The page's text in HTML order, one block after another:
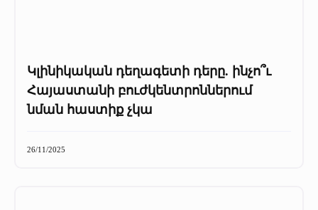
Կլինիկական դեղագետի դերը. ինչո՞ւ
Հայաստանի բուժկենտրոններում
նման հաստիք չկա
26/11/2025